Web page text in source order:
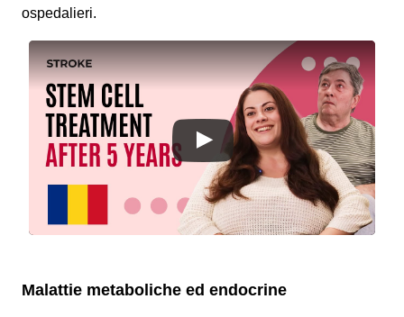
ospedalieri.
Malattie metaboliche ed endocrine